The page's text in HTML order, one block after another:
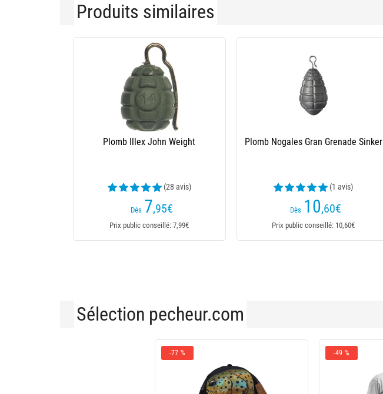
Produits similaires
Plomb Illex John Weight
(28 avis)
Dès 7,95€
Prix public conseillé: 7,99€
Plomb Nogales Gran Grenade Sinker
(1 avis)
Dès 10,60€
Prix public conseillé: 10,60€
Sélection pecheur.com
-77 % -49 %